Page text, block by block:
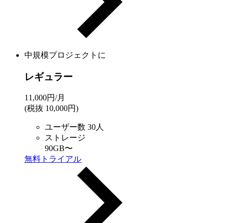
中規模プロジェクトに
レギュラー
11,000円/月
(税抜 10,000円)
ユーザー数 30人
ストレージ
90GB〜
無料トライアル